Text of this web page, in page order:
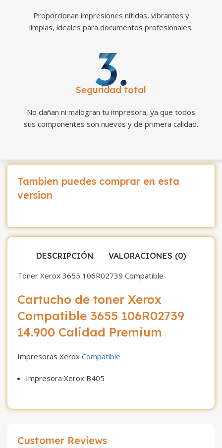
Proporcionan impresiones nítidas, vibrantes y
limpias, ideales para documentos profesionales.
Seguridad total
No dañan ni malogran tu impresora, ya que todos
sus componentes son nuevos y de primera calidad.
DESCRIPCIÓN
VALORACIONES (0)
Toner Xerox 3655 106R02739 Compatible
Cartucho de toner Xerox
Compatible 3655 106R02739
14.900 Calidad Premium
Impresoras Xerox Compatible
Impresora Xerox B405
Tambien puedes comprar en esta
version
Customer Reviews